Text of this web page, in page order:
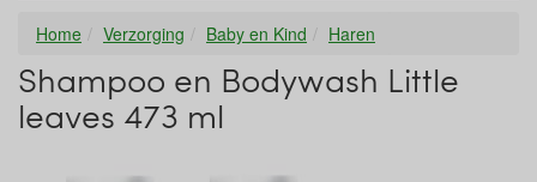
Home Verzorging Baby en Kind Haren
Shampoo en Bodywash Little
leaves 473 ml